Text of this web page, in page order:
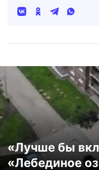
«Лучше бы
«Лебединое